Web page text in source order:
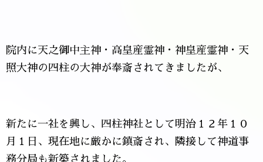
院内に天之御中主神・高皇産霊神・神皇産霊神・天
照大神の四柱の大神が奉斎されてきましたが、
新たに一社を興し、四柱神社として明治１２年１０
月１日、現在地に厳かに鎮斎され、隣接して神道事
務分局も新築されました。